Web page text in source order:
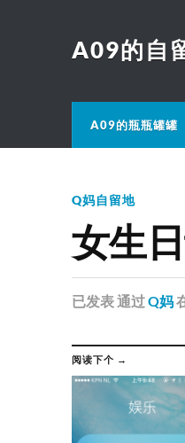
A09的自
A09的瓶瓶罐罐
Q妈自留地
女生
已发表通过Q妈
阅读下个 →